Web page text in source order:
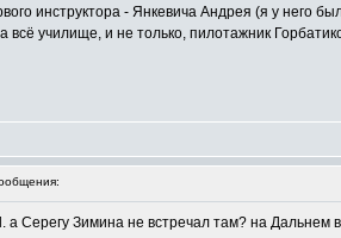
инструктора - Янкевича Андрея (я у
училище, и не только, пилотажник
Серегу Зимина не встречал там? на